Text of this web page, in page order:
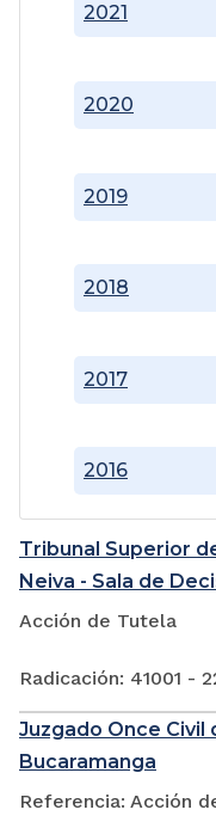
2016
2017
2018
2019
2020
2021
Tribunal Superior
Neiva - Sala de
Acción de Tutela
Radicación: 41001 -
Juzgado Once Civil
Bucaramanga
Referencia: Acción